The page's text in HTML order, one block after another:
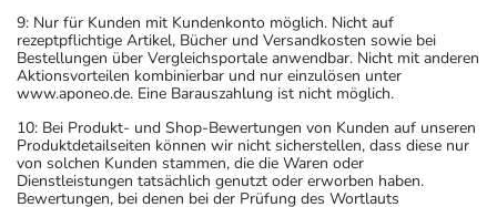
9: Nur für Kunden mit Kundenkonto möglich. Nicht auf
rezeptpflichtige Artikel, Bücher und Versandkosten sowie bei
Bestellungen über Vergleichsportale anwendbar. Nicht mit anderen
Aktionsvorteilen kombinierbar und nur einzulösen unter
www.aponeo.de. Eine Barauszahlung ist nicht möglich.
10: Bei Produkt- und Shop-Bewertungen von Kunden auf unseren
Produktdetailseiten können wir nicht sicherstellen, dass diese nur
von solchen Kunden stammen, die die Waren oder
Dienstleistungen tatsächlich genutzt oder erworben haben.
Bewertungen, bei denen bei der Prüfung des Wortlauts